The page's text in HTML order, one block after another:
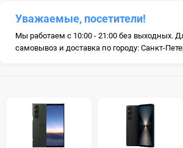
Уважаемые, посетители!
Мы работаем с 10:00 - 21:00 без выходных.
самовывоз и доставка по городу: Санкт-